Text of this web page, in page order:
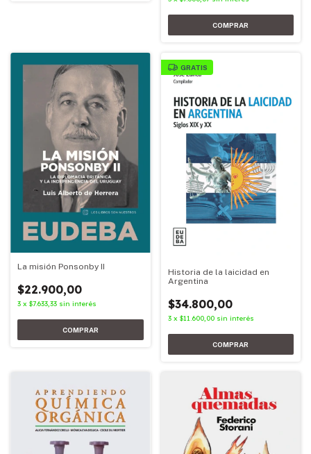
La misión Ponsonby II
$22.900,00
3 x $7.633,33 sin interés
GRATIS
Historia de la laicidad en
Argentina
$34.800,00
3 x $11.600,00 sin interés